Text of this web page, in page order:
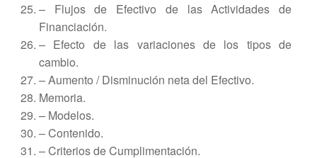
– Flujos de Efectivo de las Actividades de
Financiación.
– Efecto de las variaciones de los tipos de
cambio.
– Aumento / Disminución neta del Efectivo.
Memoria.
– Modelos.
– Contenido.
– Criterios de Cumplimentación.